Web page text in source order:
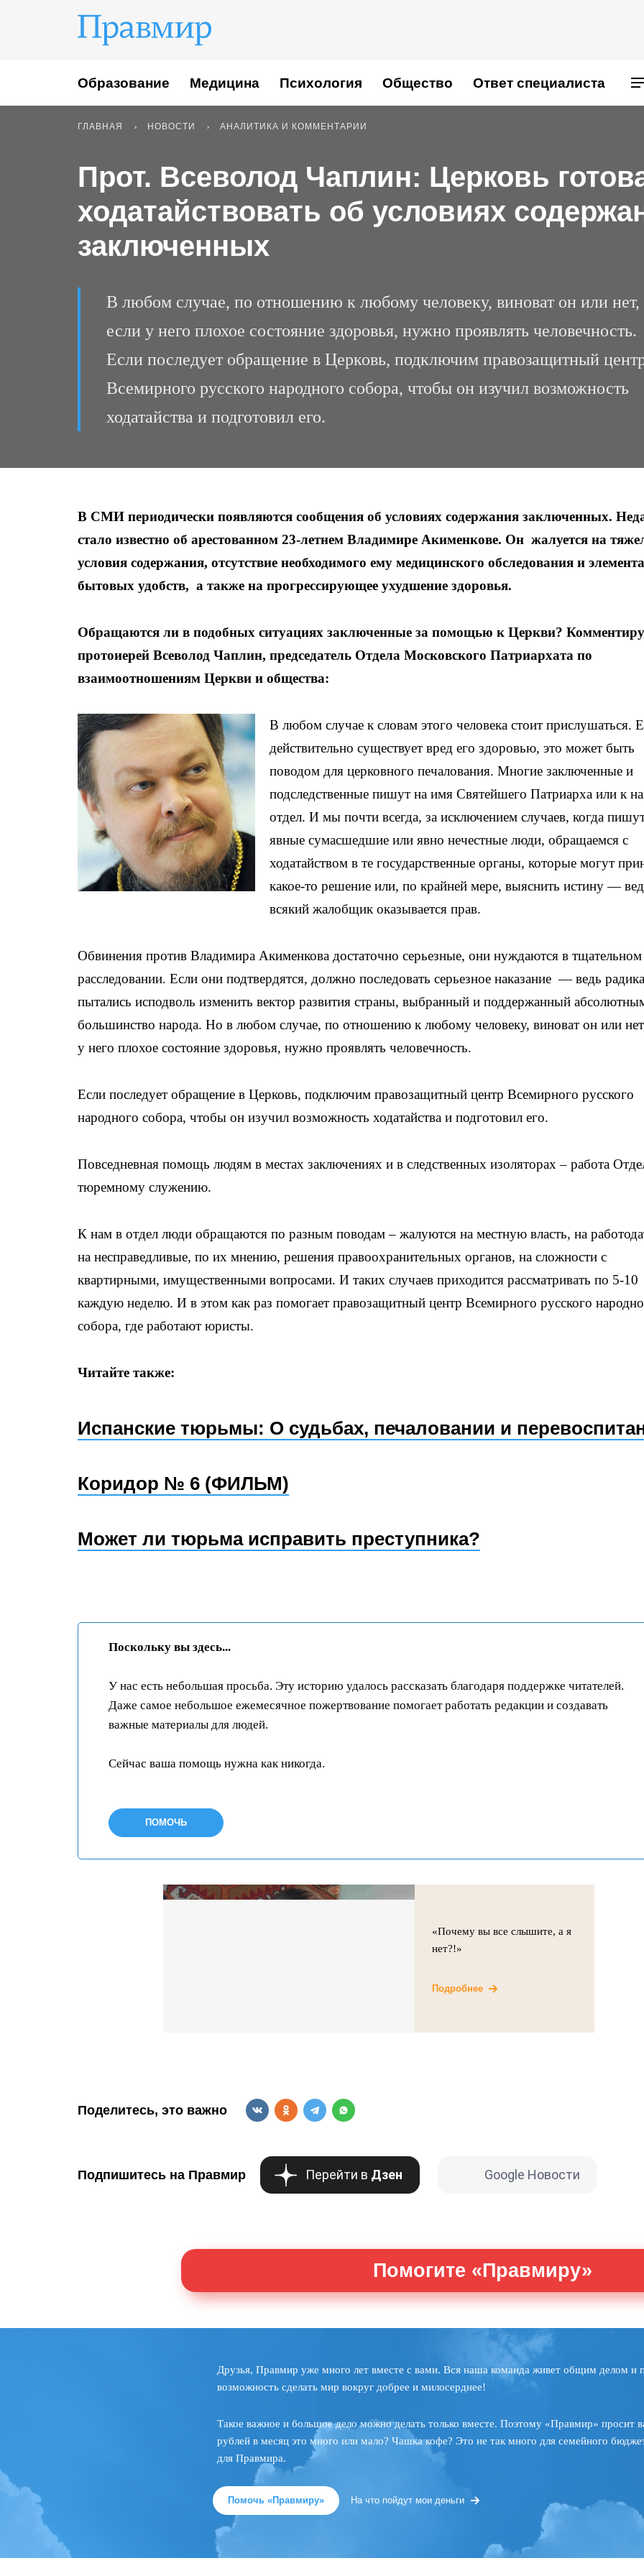
Образование Медицина Психология Общество Ответ специалиста
ГЛАВНАЯ НОВОСТИ АНАЛИТИКА И КОММЕНТАРИИ
Прот. Всеволод Чаплин: Церковь
ходатайствовать об условиях
заключенных
В любом случае, по отношению к любому человеку, виноват он или нет,
если у него плохое состояние здоровья, нужно проявлять человечность.
Если последует обращение в Церковь, подключим правозащитный
Всемирного русского народного собора, чтобы он изучил возможность
ходатайства и подготовил его.
В СМИ периодически появляются сообщения об условиях содержания заключенных.
стало известно об арестованном 23-летнем Владимире Акименкове. Он жалуется на
условия содержания, отсутствие необходимого ему медицинского обследования и
бытовых удобств, а также на прогрессирующее ухудшение здоровья.
Обращаются ли в подобных ситуациях заключенные за помощью к Церкви?
протоиерей Всеволод Чаплин, председатель Отдела Московского Патриархата по
взаимоотношениям Церкви и общества:
В любом случае к словам этого человека стоит прислушаться.
действительно существует вред его здоровью, это может быть
поводом для церковного печалования. Многие заключенные и
подследственные пишут на имя Святейшего Патриарха или к
отдел. И мы почти всегда, за исключением случаев, когда
явные сумасшедшие или явно нечестные люди, обращаемся с
ходатайством в те государственные органы, которые могут
какое-то решение или, по крайней мере, выяснить истину —
всякий жалобщик оказывается прав.
Обвинения против Владимира Акименкова достаточно серьезные, они нуждаются в тщательном
расследовании. Если они подтвердятся, должно последовать серьезное наказание — ведь
пытались исподволь изменить вектор развития страны, выбранный и поддержанный
большинство народа. Но в любом случае, по отношению к любому человеку, виноват он или
у него плохое состояние здоровья, нужно проявлять человечность.
Если последует обращение в Церковь, подключим правозащитный центр Всемирного русского
народного собора, чтобы он изучил возможность ходатайства и подготовил его.
Повседневная помощь людям в местах заключениях и в следственных изоляторах – работа
тюремному служению.
К нам в отдел люди обращаются по разным поводам – жалуются на местную власть, на
на несправедливые, по их мнению, решения правоохранительных органов, на сложности с
квартирными, имущественными вопросами. И таких случаев приходится рассматривать по 5-10
каждую неделю. И в этом как раз помогает правозащитный центр Всемирного русского
собора, где работают юристы.
Читайте также:
Испанские тюрьмы: О судьбах, печаловании и
Коридор № 6 (ФИЛЬМ)
Может ли тюрьма исправить преступника?
Поскольку вы здесь...
У нас есть небольшая просьба. Эту историю удалось рассказать благодаря поддержке читателей.
Даже самое небольшое ежемесячное пожертвование помогает работать редакции и создавать
важные материалы для людей.
Сейчас ваша помощь нужна как никогда.
ПОМОЧЬ
«Почему вы все слышите, а я
нет?!»
Подробнее
Поделитесь, это важно
Подпишитесь на Правмир Перейти в Дзен Google Новости
Помогите «Правмиру»
Друзья, Правмир уже много лет вместе с вами. Вся наша команда живет общим делом и
возможность сделать мир вокруг добрее и милосерднее!
Такое важное и большое дело можно делать только вместе. Поэтому «Правмир» просит
рублей в месяц это много или мало? Чашка кофе? Это не так много для семейного
для Правмира.
Помочь «Правмиру» На что пойдут мои деньги